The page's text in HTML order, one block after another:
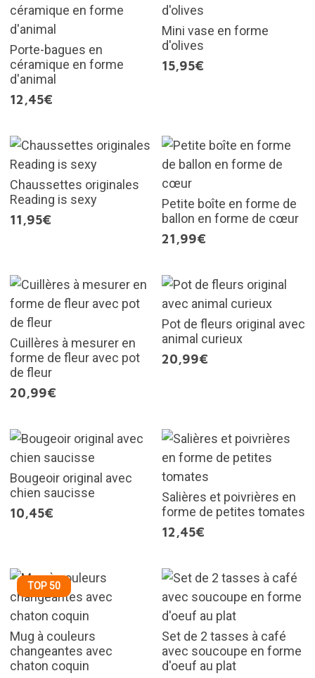
Porte-bagues en
céramique en forme
d'animal
12,45€
Mini vase en forme
d'olives
15,95€
Chaussettes originales
Reading is sexy
11,95€
Petite boîte en forme de
ballon en forme de cœur
21,99€
Cuillères à mesurer en
forme de fleur avec pot
de fleur
20,99€
Pot de fleurs original avec
animal curieux
20,99€
Bougeoir original avec
chien saucisse
10,45€
Salières et poivrières en
forme de petites tomates
12,45€
TOP 50
Mug à couleurs
changeantes avec
chaton coquin
Set de 2 tasses à café
avec soucoupe en forme
d'oeuf au plat